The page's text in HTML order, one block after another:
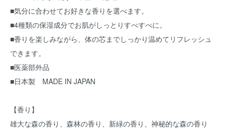
■気分に合わせてお好きな香りを選べます。
■4種類の保湿成分でお肌がしっとりすべすべに。
■香りを楽しみながら、体の芯までしっかり温めてリフレッシュ
できます。
■医薬部外品
■日本製 MADE IN JAPAN
【香り】
雄大な森の香り、森林の香り、新緑の香り、神秘的な森の香り